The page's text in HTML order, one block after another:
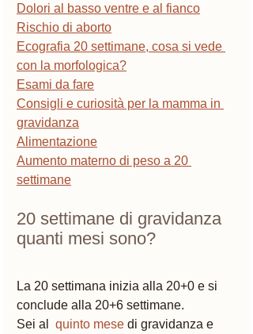
Dolori al basso ventre e al fianco
Rischio di aborto
Ecografia 20 settimane, cosa si vede
con la morfologica?
Esami da fare
Consigli e curiosità per la mamma in
gravidanza
Alimentazione
Aumento materno di peso a 20
settimane
20 settimane di gravidanza
quanti mesi sono?
La 20 settimana inizia alla 20+0 e si
conclude alla 20+6 settimane.
Sei al quinto mese di gravidanza e